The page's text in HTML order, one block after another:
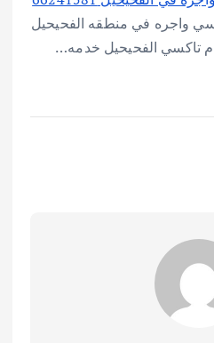
واجره في منطقه الفحيحيل
تاكسي الفحيحيل خدمه…